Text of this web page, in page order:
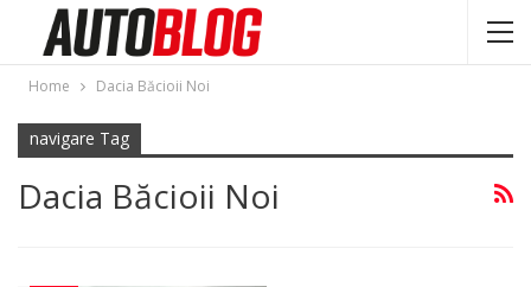
Home Dacia Băcioii Noi
navigare Tag
Dacia Băcioii Noi